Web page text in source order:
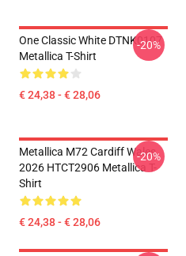
One Classic White DTNK0107
Metallica T-Shirt
€ 24,38 - € 28,06
-20%
Metallica M72 Cardiff Wales
2026 HTCT2906 Metallica T-
Shirt
€ 24,38 - € 28,06
-20%